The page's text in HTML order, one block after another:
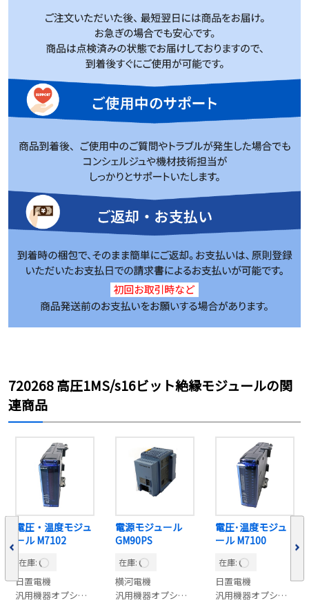
720268 高圧1MS/s16ビット絶縁モジュールの関
連商品
電圧・温度モジュ
ール M7102
在庫:
日置電機
汎用機器オプション
電源モジュール
GM90PS
在庫:
横河電機
汎用機器オプション
電圧･温度モジュ
ール M7100
在庫:
日置電機
汎用機器オプション